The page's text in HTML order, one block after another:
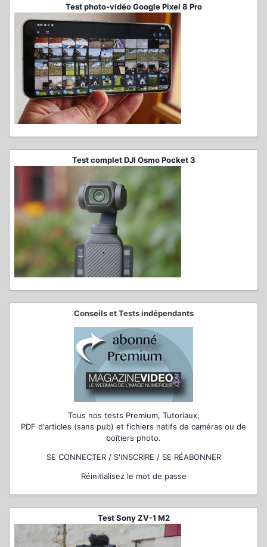
Test photo-vidéo Google Pixel 8 Pro
Test complet DJI Osmo Pocket 3
Conseils et Tests indépendants
Tous nos tests Premium, Tutoriaux,
PDF d'articles (sans pub) et fichiers natifs de caméras ou de
boîtiers photo.
SE CONNECTER / S'INSCRIRE / SE RÉABONNER
Réinitialisez le mot de passe
Test Sony ZV-1 M2